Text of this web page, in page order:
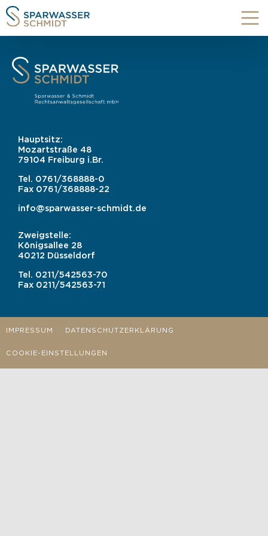
Hauptsitz:
Mozartstraße 48
79104 Freiburg i.Br.
Tel. 0761/368888-0
Fax 0761/368888-22
info@sparwasser-schmidt.de
Zweigstelle:
Königsallee 28
40212 Düsseldorf
Tel. 0211/542563-70
Fax 0211/542563-71
IMPRESSUM DATENSCHUTZERKLÄRUNG
COOKIE-EINSTELLUNGEN